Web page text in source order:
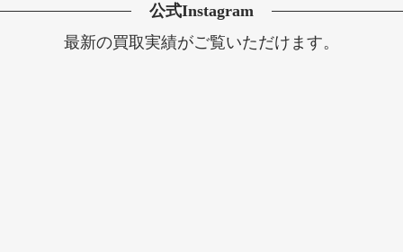
公式Instagram
最新の買取実績がご覧いただけます。